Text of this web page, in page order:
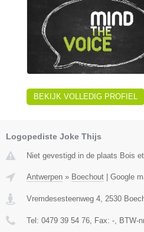
BEKIJK VOLLEDIG PROFIEL
Logopediste Joke Thijs
Niet gevestigd in de plaats Bois
Antwerpen » Boechout Google
Vremdesesteenweg 4, 2530
Tel: 0479 39 54 76, Fax: -, BTW-